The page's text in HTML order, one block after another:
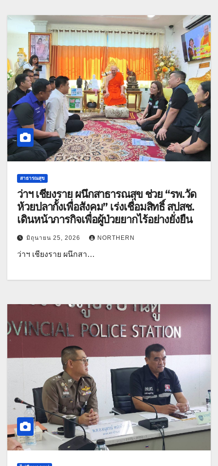
สาธารณสุข
ว่าฯ เชียงราย ผนึกสาธารณสุข ช่วย “รพ.วัด
ห้วยปลากั้งเพื่อสังคม” เร่งเชื่อมสิทธิ์ สปสช.
เดินหน้าภารกิจเพื่อผู้ป่วยยากไร้อย่างยั่งยืน
มิถุนายน 25, 2026 NORTHERN
ว่าฯ เชียงราย ผนึกสา…